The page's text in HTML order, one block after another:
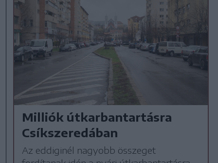
Milliók útkarbantartásra
Csíkszeredában
Az eddiginél nagyobb összeget